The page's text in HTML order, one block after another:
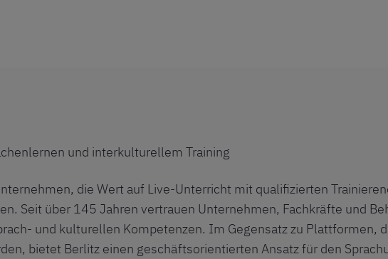
und interkulturellem Training
die Wert auf Live-Unterricht mit qualifizierten
Seit über 145 Jahren vertrauen Unternehmen, Fachkräfte und
und kulturellen Kompetenzen. Im Gegensatz zu Plattformen,
bietet Berlitz einen geschäftsorientierten Ansatz für den